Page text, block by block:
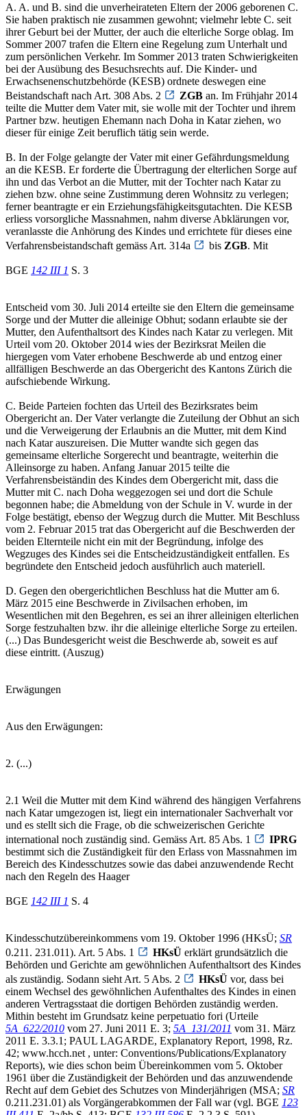
A. A. und B. sind die unverheirateten Eltern der 2006 geborenen C.
Sie haben praktisch nie zusammen gewohnt; vielmehr lebte C. seit
ihrer Geburt bei der Mutter, der auch die elterliche Sorge oblag. Im
Sommer 2007 trafen die Eltern eine Regelung zum Unterhalt und
zum persönlichen Verkehr. Im Sommer 2013 traten Schwierigkeiten
bei der Ausübung des Besuchsrechts auf. Die Kinder- und
Erwachsenenschutzbehörde (KESB) ordnete deswegen eine
Beistandschaft nach Art. 308 Abs. 2
ZGB an. Im Frühjahr 2014
teilte die Mutter dem Vater mit, sie wolle mit der Tochter und ihrem
Partner bzw. heutigen Ehemann nach Doha in Katar ziehen, wo
dieser für einige Zeit beruflich tätig sein werde.
B. In der Folge gelangte der Vater mit einer Gefährdungsmeldung
an die KESB. Er forderte die Übertragung der elterlichen Sorge auf
ihn und das Verbot an die Mutter, mit der Tochter nach Katar zu
ziehen bzw. ohne seine Zustimmung deren Wohnsitz zu verlegen;
ferner beantragte er ein Erziehungsfähigkeitsgutachten. Die KESB
erliess vorsorgliche Massnahmen, nahm diverse Abklärungen vor,
veranlasste die Anhörung des Kindes und errichtete für dieses eine
Verfahrensbeistandschaft gemäss Art. 314a
bis ZGB. Mit
BGE 142 III 1 S. 3
Entscheid vom 30. Juli 2014 erteilte sie den Eltern die gemeinsame
Sorge und der Mutter die alleinige Obhut; sodann erlaubte sie der
Mutter, den Aufenthaltsort des Kindes nach Katar zu verlegen. Mit
Urteil vom 20. Oktober 2014 wies der Bezirksrat Meilen die
hiergegen vom Vater erhobene Beschwerde ab und entzog einer
allfälligen Beschwerde an das Obergericht des Kantons Zürich die
aufschiebende Wirkung.
C. Beide Parteien fochten das Urteil des Bezirksrates beim
Obergericht an. Der Vater verlangte die Zuteilung der Obhut an sich
und die Verweigerung der Erlaubnis an die Mutter, mit dem Kind
nach Katar auszureisen. Die Mutter wandte sich gegen das
gemeinsame elterliche Sorgerecht und beantragte, weiterhin die
Alleinsorge zu haben. Anfang Januar 2015 teilte die
Verfahrensbeiständin des Kindes dem Obergericht mit, dass die
Mutter mit C. nach Doha weggezogen sei und dort die Schule
begonnen habe; die Abmeldung von der Schule in V. wurde in der
Folge bestätigt, ebenso der Wegzug durch die Mutter. Mit Beschluss
vom 2. Februar 2015 trat das Obergericht auf die Beschwerden der
beiden Elternteile nicht ein mit der Begründung, infolge des
Wegzuges des Kindes sei die Entscheidzuständigkeit entfallen. Es
begründete den Entscheid jedoch ausführlich auch materiell.
D. Gegen den obergerichtlichen Beschluss hat die Mutter am 6.
März 2015 eine Beschwerde in Zivilsachen erhoben, im
Wesentlichen mit den Begehren, es sei an ihrer alleinigen elterlichen
Sorge festzuhalten bzw. ihr die alleinige elterliche Sorge zu erteilen.
(...) Das Bundesgericht weist die Beschwerde ab, soweit es auf
diese eintritt. (Auszug)
Erwägungen
Aus den Erwägungen:
2. (...)
2.1 Weil die Mutter mit dem Kind während des hängigen Verfahrens
nach Katar umgezogen ist, liegt ein internationaler Sachverhalt vor
und es stellt sich die Frage, ob die schweizerischen Gerichte
international noch zuständig sind. Gemäss Art. 85 Abs. 1
IPRG
bestimmt sich die Zuständigkeit für den Erlass von Massnahmen im
Bereich des Kindesschutzes sowie das dabei anzuwendende Recht
nach den Regeln des Haager
BGE 142 III 1 S. 4
Kindesschutzübereinkommens vom 19. Oktober 1996 (HKsÜ; SR
0.211. 231.011). Art. 5 Abs. 1
HKsÜ erklärt grundsätzlich die
Behörden und Gerichte am gewöhnlichen Aufenthaltsort des Kindes
als zuständig. Sodann sieht Art. 5 Abs. 2
HKsÜ vor, dass bei
einem Wechsel des gewöhnlichen Aufenthaltes des Kindes in einen
anderen Vertragsstaat die dortigen Behörden zuständig werden.
Mithin besteht im Grundsatz keine perpetuatio fori (Urteile
5A_622/2010 vom 27. Juni 2011 E. 3; 5A_131/2011 vom 31. März
2011 E. 3.3.1; PAUL LAGARDE, Explanatory Report, 1998, Rz.
42; www.hcch.net , unter: Conventions/Publications/Explanatory
Reports), wie dies schon beim Übereinkommen vom 5. Oktober
1961 über die Zuständigkeit der Behörden und das anzuwendende
Recht auf dem Gebiet des Schutzes von Minderjährigen (MSA; SR
0.211.231.01) als Vorgängerabkommen der Fall war (vgl. BGE 123